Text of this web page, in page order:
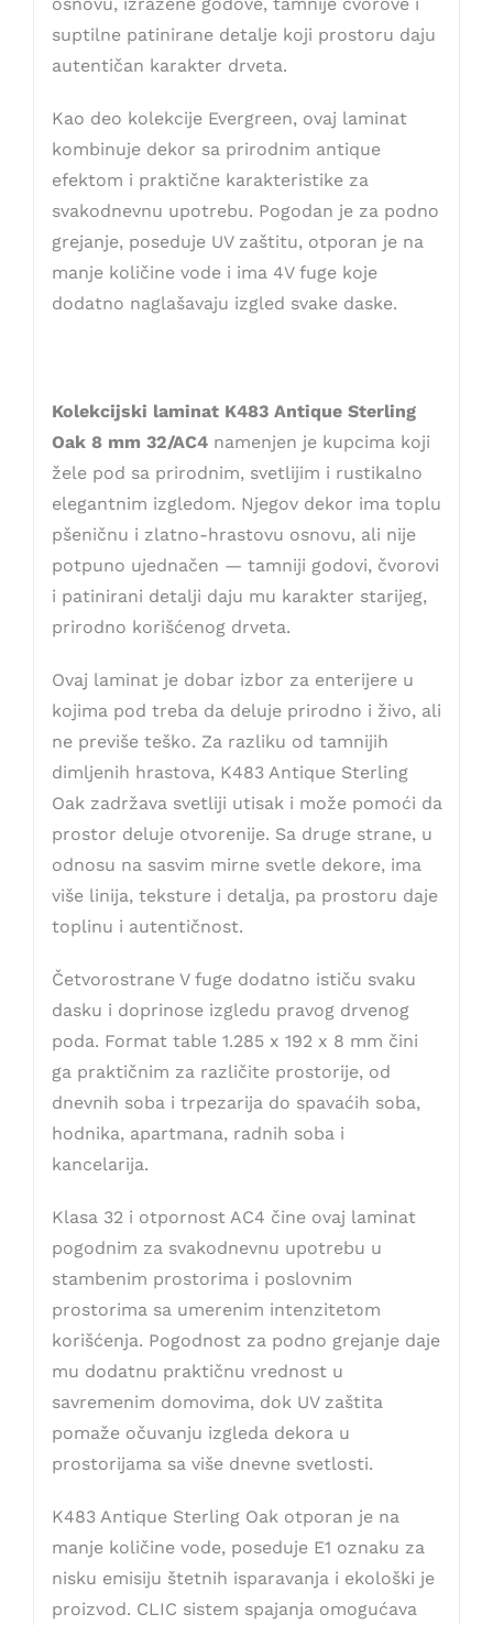
osnovu, izražene godove, tamnije čvorove i
suptilne patinirane detalje koji prostoru daju
autentičan karakter drveta.
Kao deo kolekcije Evergreen, ovaj laminat
kombinuje dekor sa prirodnim antique
efektom i praktične karakteristike za
svakodnevnu upotrebu. Pogodan je za podno
grejanje, poseduje UV zaštitu, otporan je na
manje količine vode i ima 4V fuge koje
dodatno naglašavaju izgled svake daske.
Kolekcijski laminat K483 Antique Sterling
Oak 8 mm 32/AC4namenjen je kupcima koji
žele pod sa prirodnim, svetlijim i rustikalno
elegantnim izgledom. Njegov dekor ima toplu
pšeničnu i zlatno-hrastovu osnovu, ali nije
potpuno ujednačen — tamniji godovi, čvorovi
i patinirani detalji daju mu karakter starijeg,
prirodno korišćenog drveta.
Ovaj laminat je dobar izbor za enterijere u
kojima pod treba da deluje prirodno i živo, ali
ne previše teško. Za razliku od tamnijih
dimljenih hrastova, K483 Antique Sterling
Oak zadržava svetliji utisak i može pomoći da
prostor deluje otvorenije. Sa druge strane, u
odnosu na sasvim mirne svetle dekore, ima
više linija, teksture i detalja, pa prostoru daje
toplinu i autentičnost.
Četvorostrane V fuge dodatno ističu svaku
dasku i doprinose izgledu pravog drvenog
poda. Format table 1.285 x 192 x 8 mm čini
ga praktičnim za različite prostorije, od
dnevnih soba i trpezarija do spavaćih soba,
hodnika, apartmana, radnih soba i
kancelarija.
Klasa 32 i otpornost AC4 čine ovaj laminat
pogodnim za svakodnevnu upotrebu u
stambenim prostorima i poslovnim
prostorima sa umerenim intenzitetom
korišćenja. Pogodnost za podno grejanje daje
mu dodatnu praktičnu vrednost u
savremenim domovima, dok UV zaštita
pomaže očuvanju izgleda dekora u
prostorijama sa više dnevne svetlosti.
K483 Antique Sterling Oak otporan je na
manje količine vode, poseduje E1 oznaku za
nisku emisiju štetnih isparavanja i ekološki je
proizvod. CLIC sistem spajanja omogućava